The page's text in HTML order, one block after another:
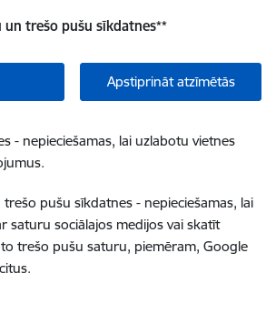
un trešo pušu sīkdatnes**
Apstiprināt atzīmētās
- nepieciešamas, lai uzlabotu vietnes
pušu sīkdatnes - nepieciešamas, lai
saturu sociālajos medijos vai skatīt
trešo pušu saturu, piemēram, Google